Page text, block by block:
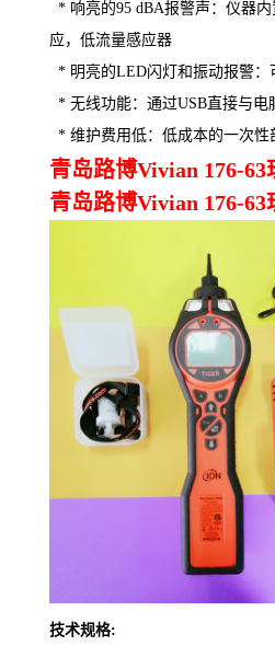
* 响亮的95 dBA报警声：仪器
应，低流量感应器
* 明亮的LED闪灯和振动报警：
* 无线功能：通过USB直接与电
* 维护费用低：低成本的一次性
青岛路博Vivian 176-63
青岛路博Vivian 176-63
技术规格: